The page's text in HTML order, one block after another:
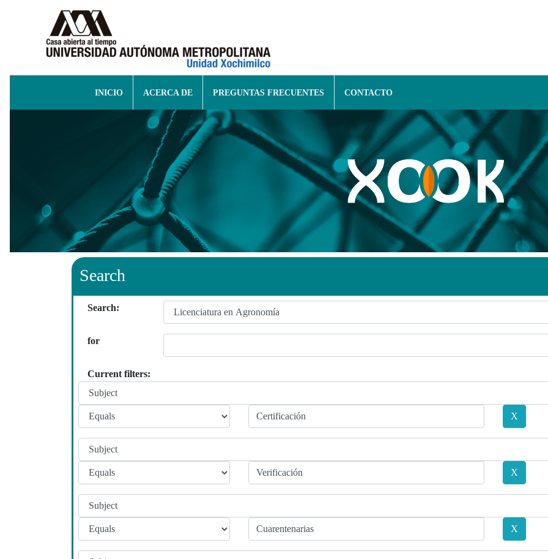
INICIO ACERCA DE PREGUNTAS FRECUENTES CONTACTO
Search
Search:
for
Current filters: